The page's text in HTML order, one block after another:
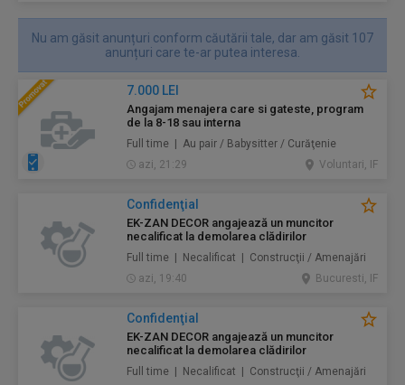
Nu am găsit anunțuri conform căutării tale, dar am găsit 107
anunțuri care te-ar putea interesa.
7.000 LEI
Angajam menajera care si gateste, program
de la 8-18 sau interna
Full time | Au pair / Babysitter / Curăţenie
azi, 21:29
Voluntari, IF
Confidenţial
EK-ZAN DECOR angajează un muncitor
necalificat la demolarea clădirilor
Full time | Necalificat | Construcţii / Amenajări
azi, 19:40
Bucuresti, IF
Confidenţial
EK-ZAN DECOR angajează un muncitor
necalificat la demolarea clădirilor
Full time | Necalificat | Construcţii / Amenajări